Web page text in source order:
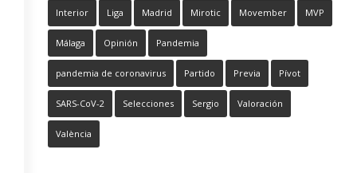
Interior Liga Madrid Mirotic Movember MVP
Málaga Opinión Pandemia
pandemia de coronavirus Partido Previa Pívot
SARS-CoV-2 Selecciones Sergio Valoración
València